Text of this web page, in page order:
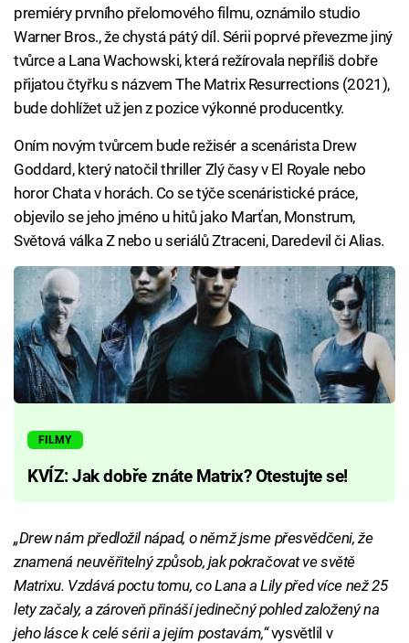
premiéry prvního přelomového filmu, oznámilo studio
Warner Bros., že chystá pátý díl. Sérii poprvé převezme jiný
tvůrce a Lana Wachowski, která režírovala nepříliš dobře
přijatou čtyřku s názvem The Matrix Resurrections (2021),
bude dohlížet už jen z pozice výkonné producentky.
Oním novým tvůrcem bude režisér a scenárista Drew
Goddard, který natočil thriller Zlý časy v El Royale nebo
horor Chata v horách. Co se týče scenáristické práce,
objevilo se jeho jméno u hitů jako Marťan, Monstrum,
Světová válka Z nebo u seriálů Ztraceni, Daredevil či Alias.
FILMY
KVÍZ: Jak dobře znáte Matrix? Otestujte se!
„Drew nám předložil nápad, o němž jsme přesvědčeni, že
znamená neuvěřitelný způsob, jak pokračovat ve světě
Matrixu. Vzdává poctu tomu, co Lana a Lily před více než 25
lety začaly, a zároveň přináší jedinečný pohled založený na
jeho lásce k celé sérii a jejím postavám,“vysvětlil v